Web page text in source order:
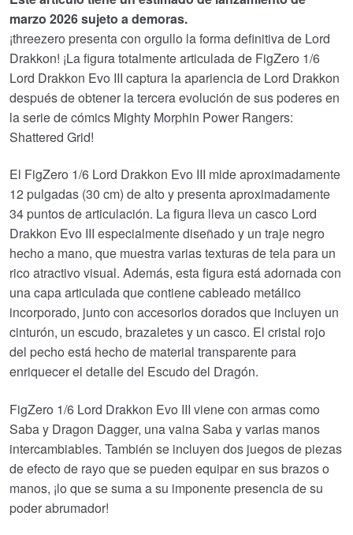
era:
€208.99.
actual
es:
€178.21.
marzo 2026 sujeto a demoras.
¡threezero presenta con orgullo la forma definitiva de Lord
Drakkon! ¡La figura totalmente articulada de FigZero 1/6
Lord Drakkon Evo III captura la apariencia de Lord Drakkon
después de obtener la tercera evolución de sus poderes en
la serie de cómics Mighty Morphin Power Rangers:
Shattered Grid!
El FigZero 1/6 Lord Drakkon Evo III mide aproximadamente
12 pulgadas (30 cm) de alto y presenta aproximadamente
34 puntos de articulación. La figura lleva un casco Lord
Drakkon Evo III especialmente diseñado y un traje negro
hecho a mano, que muestra varias texturas de tela para un
rico atractivo visual. Además, esta figura está adornada con
una capa articulada que contiene cableado metálico
incorporado, junto con accesorios dorados que incluyen un
cinturón, un escudo, brazaletes y un casco. El cristal rojo
del pecho está hecho de material transparente para
enriquecer el detalle del Escudo del Dragón.
FigZero 1/6 Lord Drakkon Evo III viene con armas como
Saba y Dragon Dagger, una vaina Saba y varias manos
intercambiables. También se incluyen dos juegos de piezas
de efecto de rayo que se pueden equipar en sus brazos o
manos, ¡lo que se suma a su imponente presencia de su
poder abrumador!